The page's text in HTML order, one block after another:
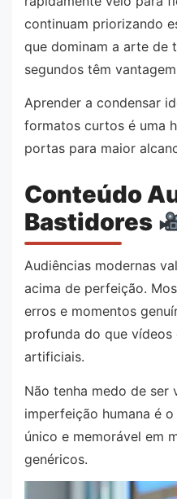
continuam priorizando
que dominam a arte de
segundos têm
Aprender a condensar
formatos curtos é uma
portas para maior
Conteúdo
Bastidores
Audiências modernas
acima de perfeição.
erros e momentos
profunda do que
artificiais.
Não tenha medo de ser
imperfeição humana é
único e memorável em
genéricos.